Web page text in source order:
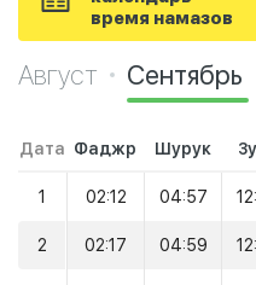
время намазов
Август Сентябрь
Дата Фаджр Шурук
1 02:12 04:57
2 02:17 04:59